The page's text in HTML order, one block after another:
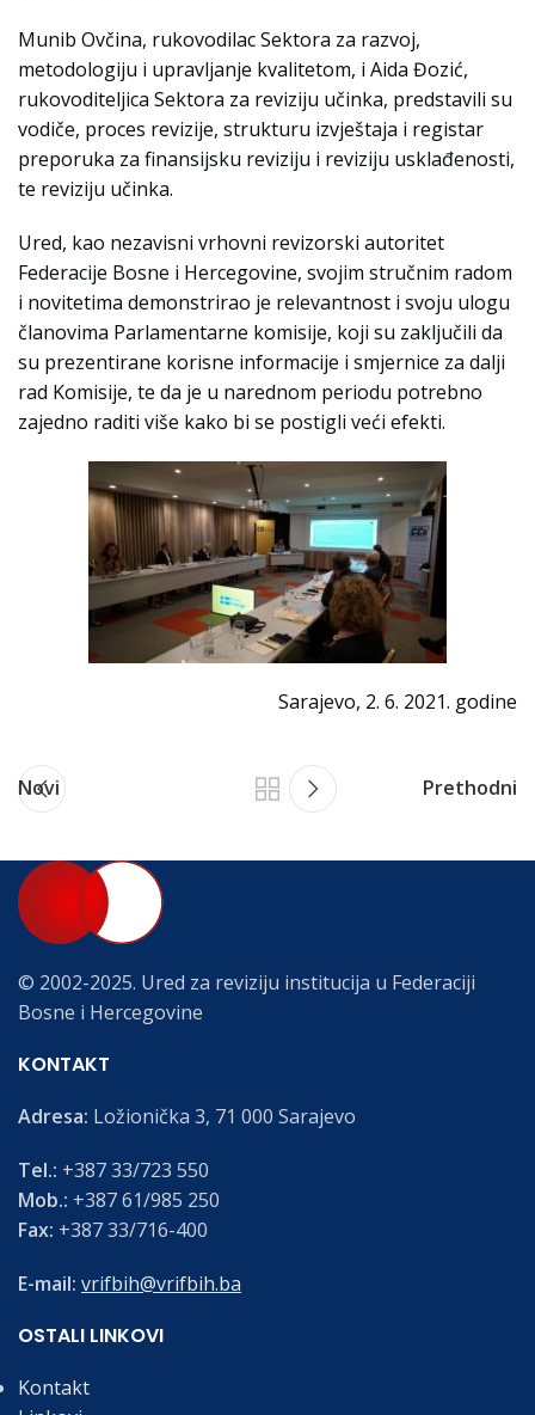
Munib Ovčina, rukovodilac Sektora za razvoj,
metodologiju i upravljanje kvalitetom, i Aida Đozić,
rukovoditeljica Sektora za reviziju učinka, predstavili su
vodiče, proces revizije, strukturu izvještaja i registar
preporuka za finansijsku reviziju i reviziju usklađenosti,
te reviziju učinka.
Ured, kao nezavisni vrhovni revizorski autoritet
Federacije Bosne i Hercegovine, svojim stručnim radom
i novitetima demonstrirao je relevantnost i svoju ulogu
članovima Parlamentarne komisije, koji su zaključili da
su prezentirane korisne informacije i smjernice za dalji
rad Komisije, te da je u narednom periodu potrebno
zajedno raditi više kako bi se postigli veći efekti.
Sarajevo, 2. 6. 2021. godine
Novi Prethodni
© 2002-2025. Ured za reviziju institucija u Federaciji
Bosne i Hercegovine
KONTAKT
Adresa: Ložionička 3, 71 000 Sarajevo
Tel.: +387 33/723 550
Mob.: +387 61/985 250
Fax: +387 33/716-400
E-mail: vrifbih@vrifbih.ba
OSTALI LINKOVI
Kontakt